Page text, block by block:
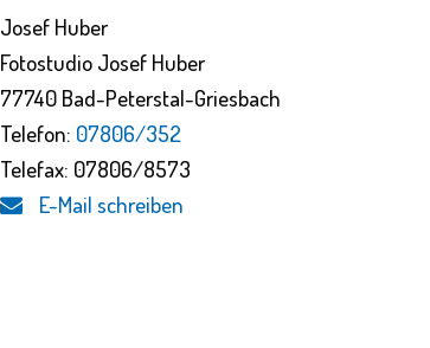
Josef Huber
Fotostudio Josef Huber
77740 Bad-Peterstal-Griesbach
Telefon: 07806/352
Telefax: 07806/8573
E-Mail schreiben